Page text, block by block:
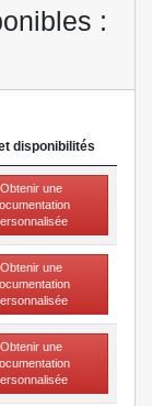
:
disponibilités
Obtenir une
Obtenir une
Obtenir une